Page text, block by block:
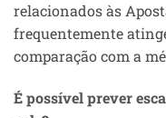
relacionados às
frequentemente
comparação com a
É possível prever